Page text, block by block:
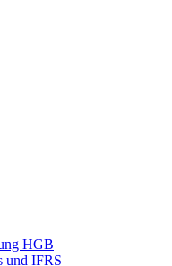
HGB
und IFRS